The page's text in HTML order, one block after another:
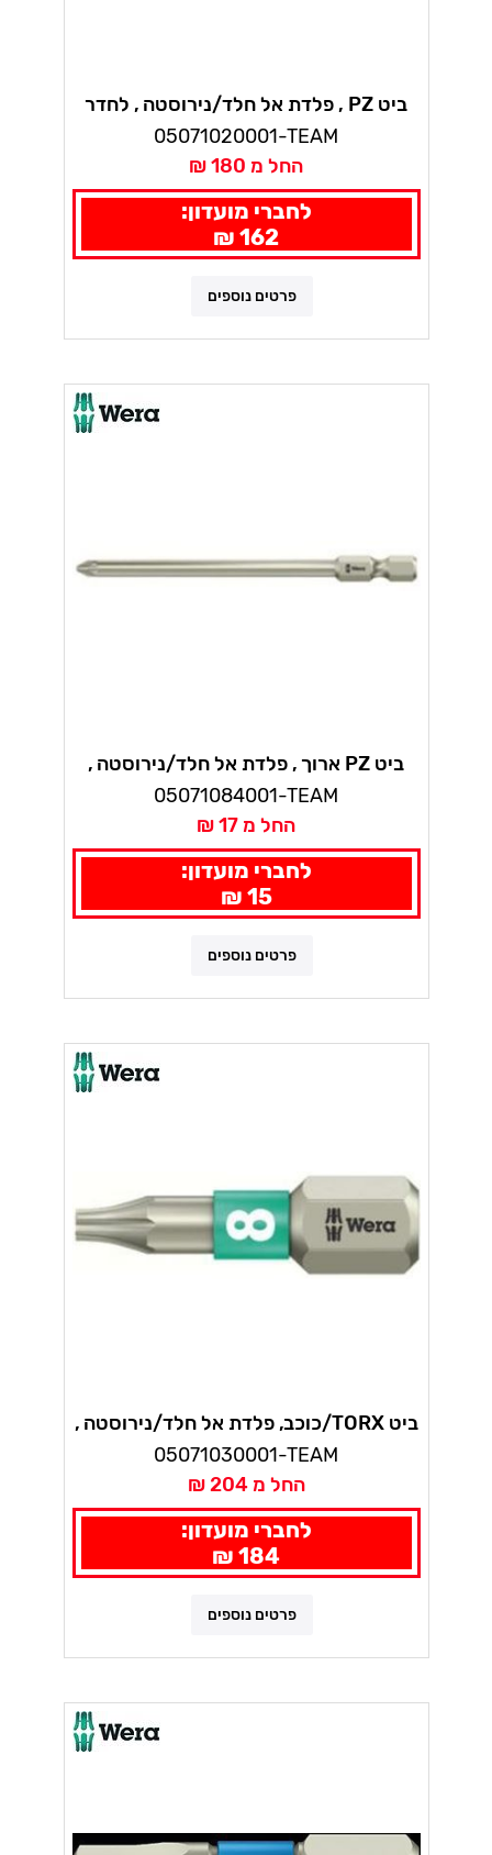
ביט PZ , פלדת אל חלד/נירוסטה , לחדר
טורז'ן
05071020001-TEAM
החל מ 180 ₪
לחברי מועדון:
162 ₪
פרטים נוספים
ביט PZ ארוך , פלדת אל חלד/נירוסטה ,
לחדר נקי, פוזידרייב 3855/4 וורה
05071084001-TEAM
החל מ 17 ₪
לחברי מועדון:
15 ₪
פרטים נוספים
ביט TORX/כוכב, פלדת אל חלד/נירוסטה ,
TORX וורה טורז'ן
05071030001-TEAM
החל מ 204 ₪
לחברי מועדון:
184 ₪
פרטים נוספים